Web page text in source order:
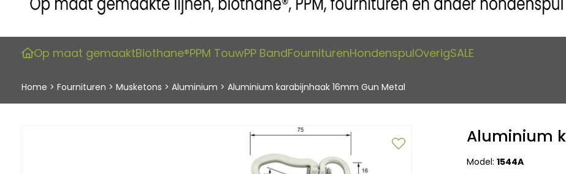
Op maat gemaaktBiothane®PPM TouwPP BandFourniturenHondenspulOverigSALE
Home > Fournituren > Musketons > Aluminium > Aluminium karabijnhaak 16mm Gun Metal
Aluminium
Model:1544A